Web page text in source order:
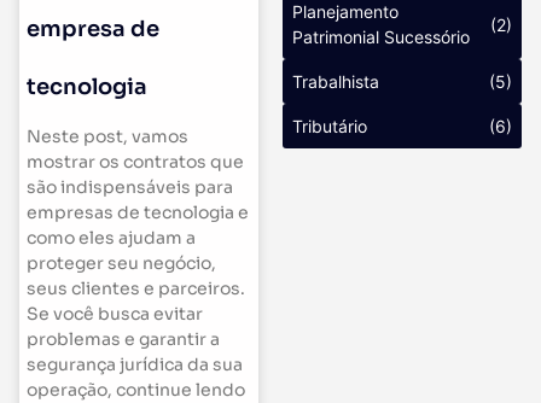
empresa de
tecnologia
Neste post, vamos
mostrar os contratos que
são indispensáveis para
empresas de tecnologia e
como eles ajudam a
proteger seu negócio,
seus clientes e parceiros.
Se você busca evitar
problemas e garantir a
segurança jurídica da sua
operação, continue lendo
Planejamento
Patrimonial Sucessório
(2)
Trabalhista (5)
Tributário (6)